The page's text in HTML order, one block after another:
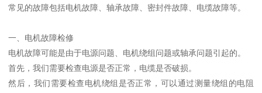
常见的故障包括电机故障、轴承故障、密封件故障、电缆故障等。
一、电机故障检修
电机故障可能是由于电源问题、电机绕组问题或轴承问题引起的。
首先，我们需要检查电源是否正常，电缆是否破损。
然后，我们需要检查电机绕组是否正常，可以通过测量绕组的电阻